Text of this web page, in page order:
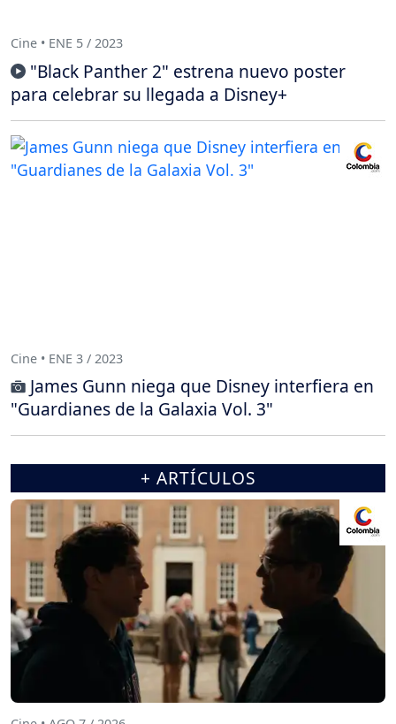
Cine • ENE 5 / 2023
"Black Panther 2" estrena nuevo poster
para celebrar su llegada a Disney+
Cine • ENE 3 / 2023
James Gunn niega que Disney interfiera en
"Guardianes de la Galaxia Vol. 3"
+ ARTÍCULOS